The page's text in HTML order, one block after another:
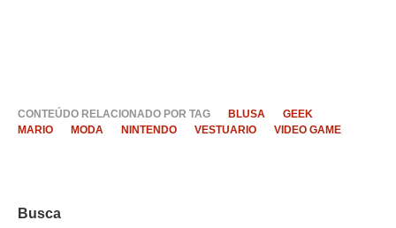
CONTEÚDO RELACIONADO POR TAG BLUSA
GEEK
MARIO
MODA NINTENDO VESTUARIO VIDEO GAME
Busca